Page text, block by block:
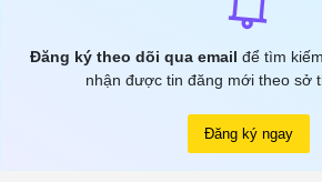
Đăng ký theo dõi qua email để tìm
nhận được tin đăng mới theo sở
Đăng ký ngay